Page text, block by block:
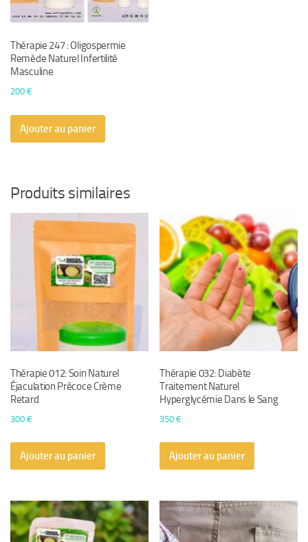
Thérapie 247 : Oligospermie
Remède Naturel Infertilité
Masculine
200 €
Ajouter au panier
Produits similaires
Thérapie 012: Soin Naturel
Éjaculation Précoce Crème
Retard
300 €
Ajouter au panier
Thérapie 032: Diabète
Traitement Naturel
Hyperglycémie Dans le Sang
350€
Ajouter au panier